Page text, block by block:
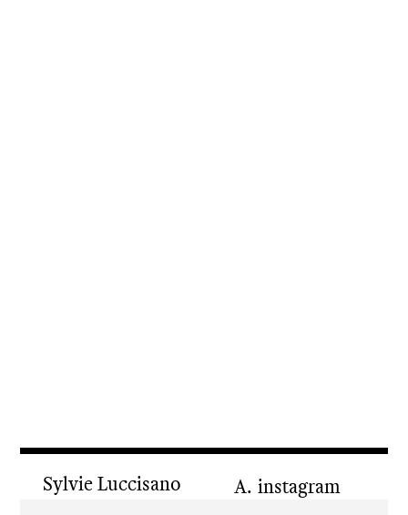
Sylvie Luccisano instagram